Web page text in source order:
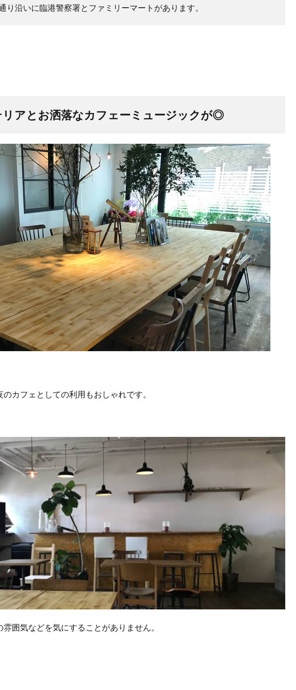
り沿いに臨港警察署とファミリーマートがあります。
アとお洒落なカフェーミュージックが◎
カフェとしての利用もおしゃれです。
囲気などを気にすることがありません。